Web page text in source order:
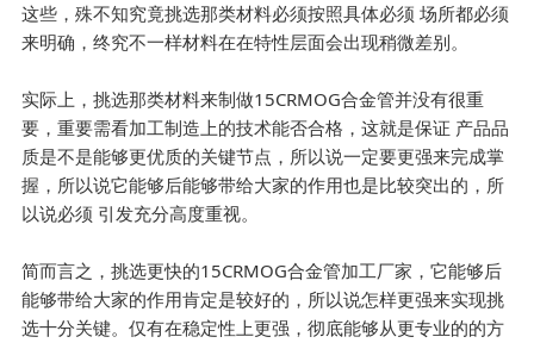
这些，殊不知究竟挑选那类材料必须按照具体必须 场所都必须
来明确，终究不一样材料在在特性层面会出现稍微差别。
实际上，挑选那类材料来制做15CRMOG合金管并没有很重
要，重要需看加工制造上的技术能否合格，这就是保证 产品品
质是不是能够更优质的关键节点，所以说一定要更强来完成掌
握，所以说它能够后能够带给大家的作用也是比较突出的，所
以说必须 引发充分高度重视。
简而言之，挑选更快的15CRMOG合金管加工厂家，它能够后
能够带给大家的作用肯定是较好的，所以说怎样更强来实现挑
选十分关键。仅有在稳定性上更强，彻底能够从更专业的的方